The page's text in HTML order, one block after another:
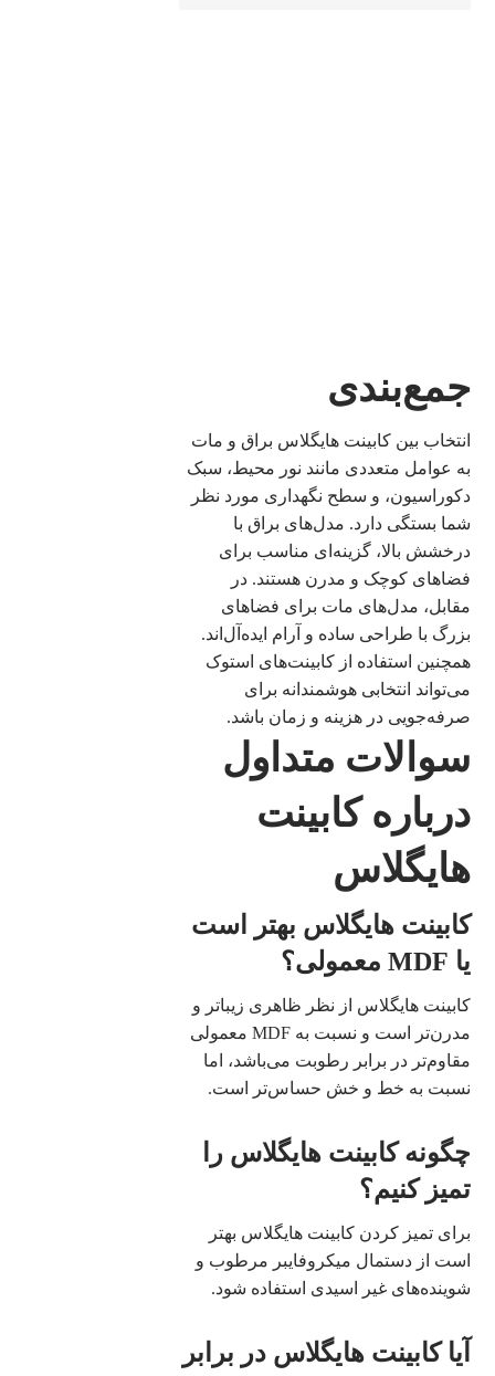
جمع‌بندی
انتخاب بین کابینت هایگلاس براق و مات
به عوامل متعددی مانند نور محیط، سبک
دکوراسیون، و سطح نگهداری مورد نظر
شما بستگی دارد. مدل‌های براق با
درخشش بالا، گزینه‌ای مناسب برای
فضاهای کوچک و مدرن هستند. در
مقابل، مدل‌های مات برای فضاهای
بزرگ با طراحی ساده و آرام ایده‌آل‌اند.
همچنین استفاده از کابینت‌های استوک
می‌تواند انتخابی هوشمندانه برای
صرفه‌جویی در هزینه و زمان باشد.
سوالات متداول
درباره کابینت
هایگلاس
کابینت هایگلاس بهتر است
یا MDF معمولی؟
کابینت هایگلاس از نظر ظاهری زیباتر و
مدرن‌تر است و نسبت به MDF معمولی
مقاوم‌تر در برابر رطوبت می‌باشد، اما
نسبت به خط و خش حساس‌تر است.
چگونه کابینت هایگلاس را
تمیز کنیم؟
برای تمیز کردن کابینت هایگلاس بهتر
است از دستمال میکروفایبر مرطوب و
شوینده‌های غیر اسیدی استفاده شود.
آیا کابینت هایگلاس در برابر